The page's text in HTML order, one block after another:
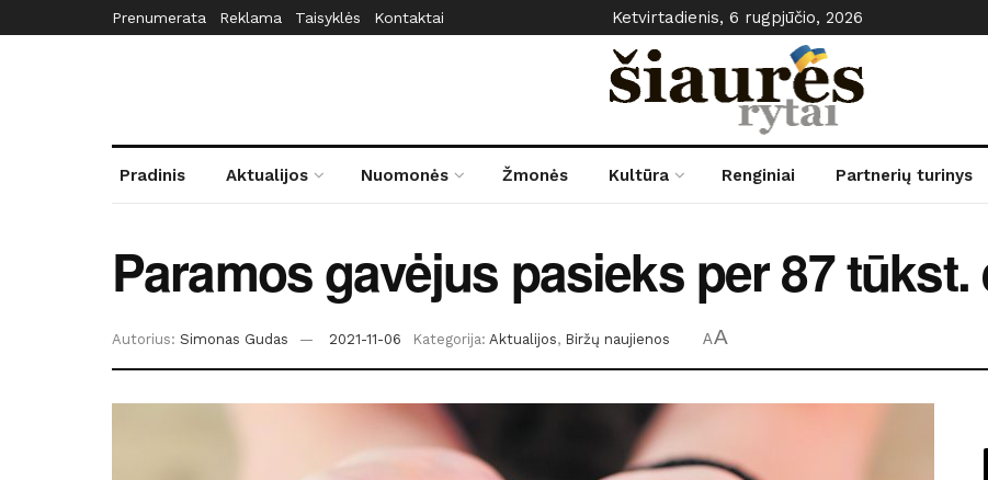
Prenumerata Reklama Taisyklės Kontaktai Ketvirtadienis, 6 rugpjūčio, 2026
Pradinis Aktualijos Nuomonės Žmonės Kultūra Renginiai Partnerių turinys
Paramos gavėjus pasieks per 87 tūkst.
Autorius: Simonas Gudas 2021-11-06 Kategorija: Aktualijos, Biržų naujienos AA